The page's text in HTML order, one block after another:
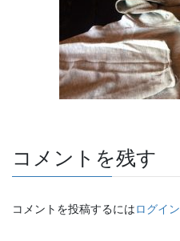
コメントを残す
コメントを投稿するにはログイン